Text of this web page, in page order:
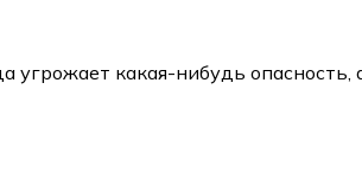
угрожает какая-нибудь